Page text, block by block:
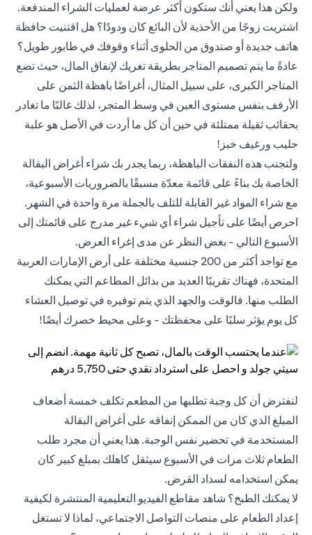
ولكن هذا يعني أنك ستكون أكثر عرضة لعمليات الشراء المندفعة.
اشتريت زوجًا من الأحذية لأن البائع كان ودودًا؟ هل اقتنيت حافظة
هاتف جديدة أو صندوق من الحلوى أثناء وقوفك في طابور طويل؟
عادةً ما يتم تصميم المتاجر بطريقة تغريك لإنفاق المال، حيث تضع
المتاجر الكبرى، على سبيل المثال، أغراضًا باهظة الثمن على
الأرفف بنفس مستوى العين في وسط المتجر، لذلك غالبًا ما تغادر
بحقائب ثقيلة ممتلئة في حين أن كل ما أردت في الأصل هو علبة
حليب ورغيف خبز!
ولتجنب هذه النفقات الباهظة، ربما يجدر بك شراء أغراض البقالة
الخاصة بك بناءً على قائمة معدّة مسبقًا بالضروريات الأسبوعية،
مع شراء المواد غير القابلة للتلف بالجملة مرة واحدة في الشهر.
احرص أيضًا على تأجيل شراء أي شيء غير مدرج على قائمتك إلى
الأسبوع التالي - بغض النظر عن مدى إغراء العرض.
مع تواجد أكثر من 200 جنسية مختلفة على أرض الإمارات العربية
المتحدة، فهناك تقريبًا العديد من بدائل المطاعم التي يمكنك
الطلب منها. فالوقت والجهد الذي يتم توفيره في توصيل العشاء
كل يوم يؤثر سلبًا على محفظتك - وعلى محيط خصرك أيضًا!
لنفترض أن كل وجبة تطلبها من المطعم تكلف خمسة أضعاف
المبلغ الذي كان من الممكن إنفاقه على أغراض البقالة
المستخدمة في تحضير نفس الوجبة. هذا يعني أن مجرد طلب
الطعام ثلاث مرات في الأسبوع سيثقل كاهلك بمبلغ كبير كان
يمكن استخدامه لسداد القرض.
لا يمكنك الطبخ؟ شاهد مقاطع الفيديو التعليمية المنتشرة لكيفية
إعداد الطعام على منصات التواصل الاجتماعي، لماذا لا تستغل